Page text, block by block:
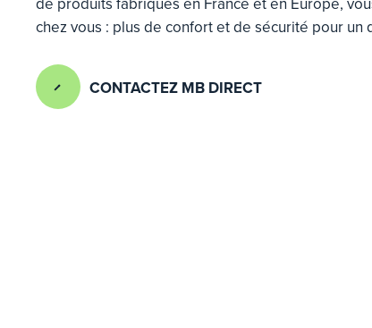
chez vous : plus de confort et de sécurité pour
CONTACTEZ MB DIRECT